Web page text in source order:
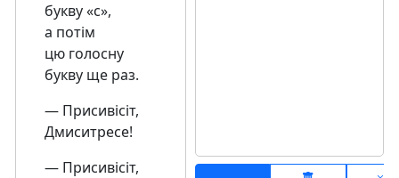
букву «с»,
а потім
цю голосну
букву ще раз.
— Присивісіт,
Дмиситресе!
— Присивісіт,